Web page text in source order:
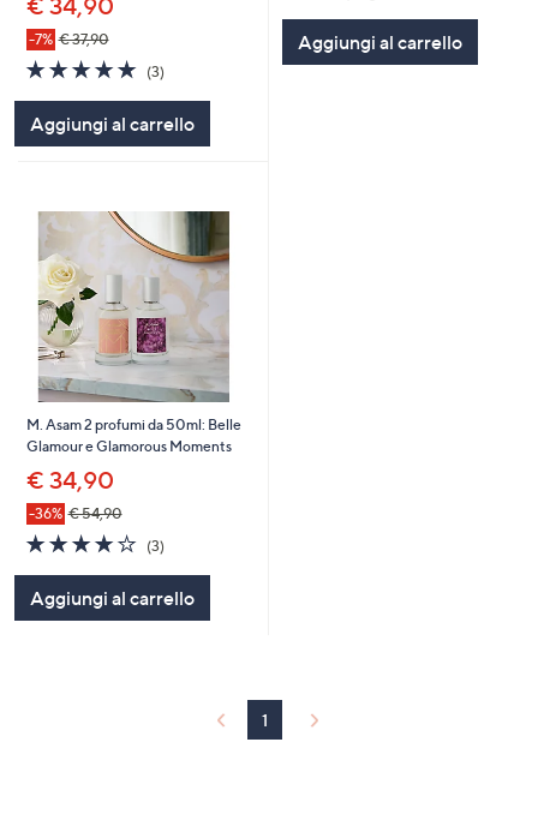
€ 34,90
-7% € 37,90
5.0
of
Stars
(3)3
Aggiungi al carrello
Aggiungi al carrello
M. Asam 2 profumi da 50ml: Belle
Glamour e Glamorous Moments
€ 34,90
-36% € 54,90
4.0
of
Stars
(3)3
Aggiungi al carrello
1